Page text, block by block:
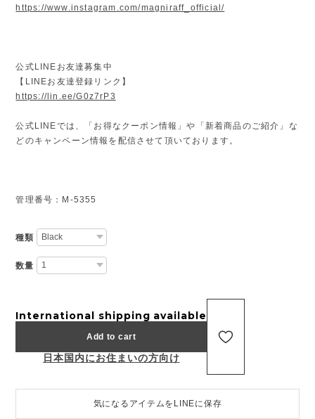
https://www.instagram.com/magniraff_official/
公式LINEお友達募集中
【LINEお友達登録リンク】
https://lin.ee/G0z7rP3
公式LINEでは、「お得なクーポン情報」や「新着商品のご紹介」な
どのキャンペーン情報を配信させて頂いております。
管理番号：M-5355
種類
数量
International shipping available
Add to cart
日本国内にお住まいの方向け
気になるアイテムをLINEに保存